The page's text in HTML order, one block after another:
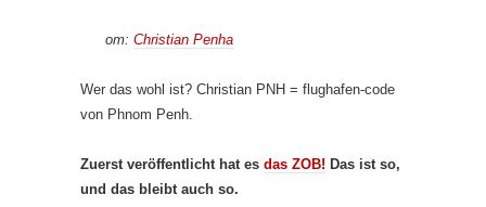
от: Christian Penha
Wer das wohl ist? Christian PNH = flughafen-code
von Phnom Penh.
Zuerst veröffentlicht hat es das ZOB! Das ist so,
und das bleibt auch so.